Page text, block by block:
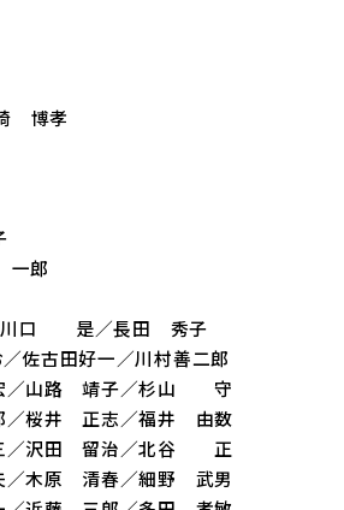
崎 博孝
一郎
川口 是／長田 秀子
田好一／川村善二郎
山路 靖子／杉山 守
桜井 正志／福井 由数
沢田 留治／北谷 正
原 清春／細野 武男